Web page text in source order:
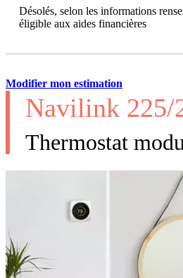
Désolés, selon les informations
éligible aux aides financières
Modifier mon estimation
Navilink 225/
Thermostat